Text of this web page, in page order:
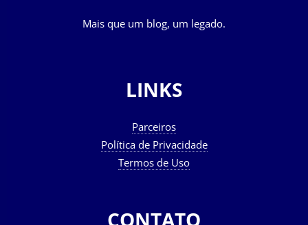
Mais que um blog, um legado.
LINKS
Parceiros
Política de Privacidade
Termos de Uso
CONTATO